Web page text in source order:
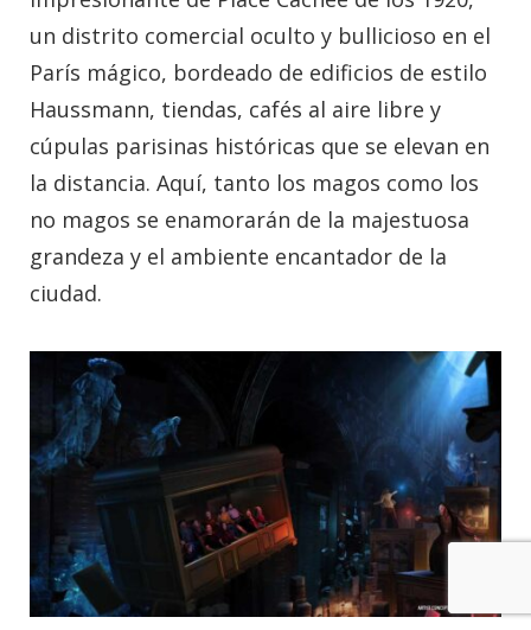
un distrito comercial oculto y bullicioso en el
París mágico, bordeado de edificios de estilo
Haussmann, tiendas, cafés al aire libre y
cúpulas parisinas históricas que se elevan en
la distancia. Aquí, tanto los magos como los
no magos se enamorarán de la majestuosa
grandeza y el ambiente encantador de la
ciudad.